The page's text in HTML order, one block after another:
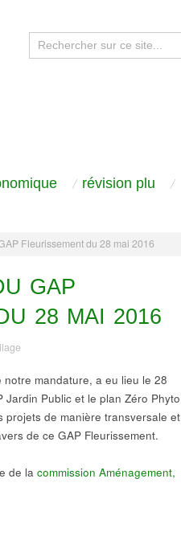
révision plu
Fleurissement du 28 mai 2016
GAP
28 MAI 2016
mandature, a eu lieu le 28
Jardin Public et le plan Zéro Phyto
projets de manière transversale et
de ce GAP Fleurissement.
de la commission Aménagement,